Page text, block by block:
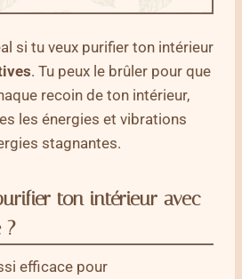
si tu veux purifier ton intérieur
. Tu peux le brûler pour que
recoin de ton intérieur,
les énergies et vibrations
stagnantes.
ton intérieur avec
?
efficace pour